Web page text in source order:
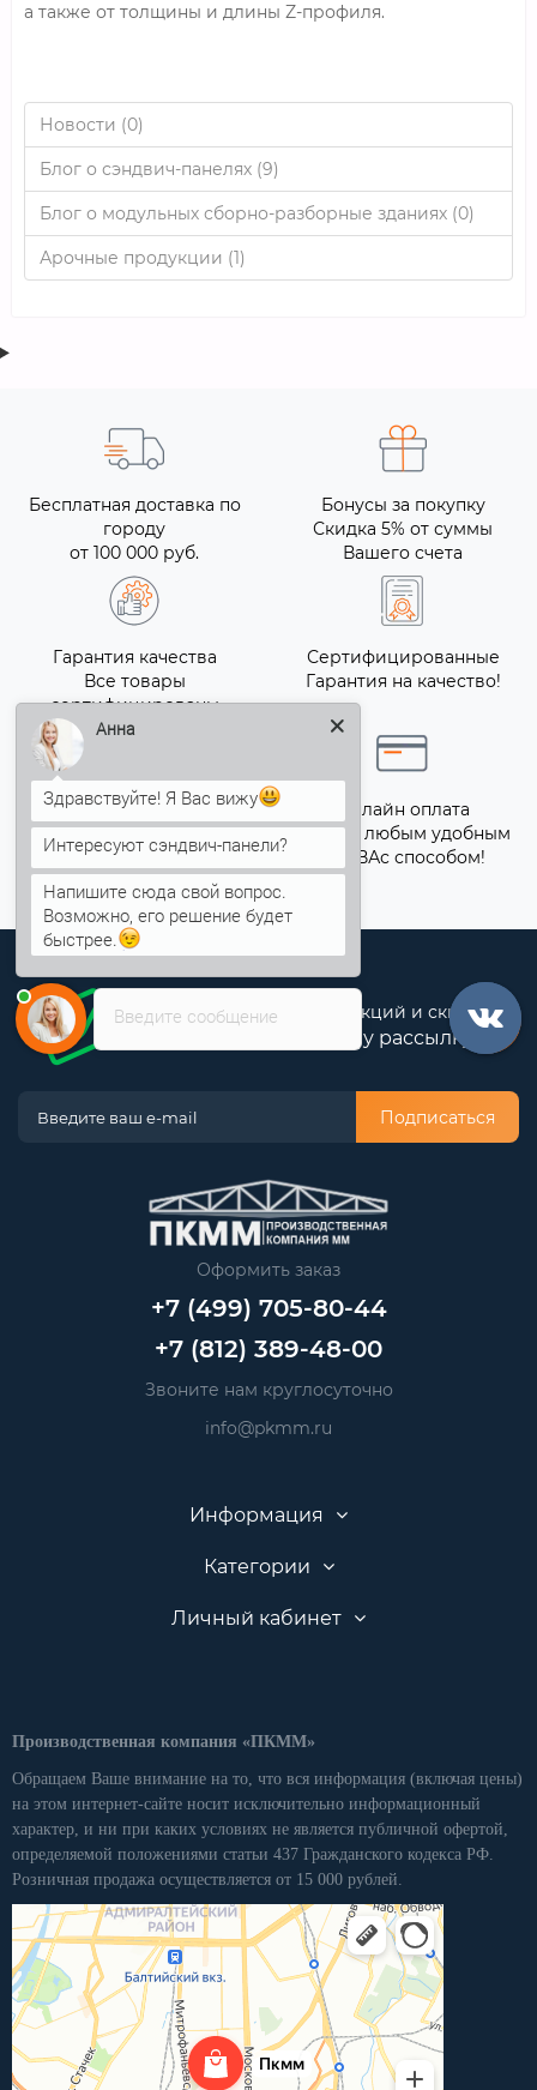
а также от толщины и длины Z-профиля.
Новости (0)
Блог о сэндвич-панелях (9)
Блог о модульных сборно-разборные зданиях (0)
Арочные продукции (1)
Бесплатная доставка по
городу
от 100 000 руб.
Бонусы за покупку
Скидка 5% от суммы
Вашего счета
Гарантия качества
Все товары
сертифицированы
Сертифицированные
Гарантия на качество!
Точный расчёт
Свяжитесь с отделом
продаж для точного
расчета!
Онлайн оплата
Оплата любым удобным
для ВАс способом!
Хотите быть в курсе всех акций и скидок?
Подпишитесь на нашу рассылку
Подписаться
Оформить заказ
+7 (499) 705-80-44
+7 (812) 389-48-00
Звоните нам круглосуточно
info@pkmm.ru
Информация
Категории
Личный кабинет
Производственная компания «ПКММ»
Обращаем Ваше внимание на то, что вся информация (включая цены)
на этом интернет-сайте носит исключительно информационный
характер, и ни при каких условиях не является публичной офертой,
определяемой положениями статьи 437 Гражданского кодекса РФ.
Розничная продажа осуществляется от 15 000 рублей.
Введите сообщение
Анна
Здравствуйте! Я Вас вижу
Интересуют сэндвич-панели?
Напишите сюда свой вопрос.
Возможно, его решение будет
быстрее.